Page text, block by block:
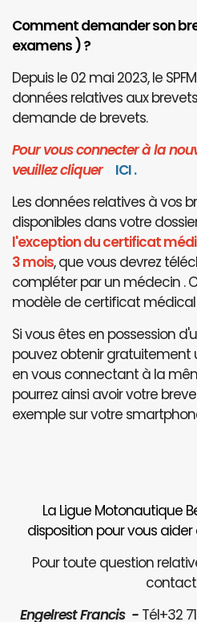
Comment demander son
examens ) ?
Depuis le 02 mai 2023, le
données relatives aux
demande de brevets.
Pour vous connecter à la
veuillez cliquer ICI.
Les données relatives à vos
disponibles dans votre
l'exception du certificat
3 mois, que vous devrez
compléter par un médecin .
modèle de certificat
Si vous êtes en possession
pouvez obtenir gratuitement
en vous connectant à la
pourrez ainsi avoir votre
exemple sur votre
La Ligue Motonautique
disposition pour vous
Pour toute question
Engelrest Francis -Tél+32